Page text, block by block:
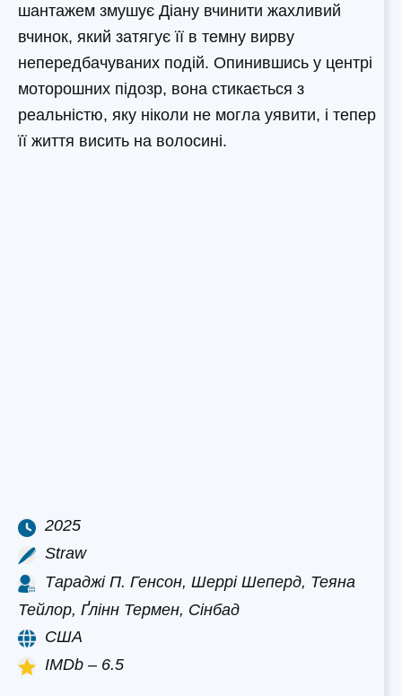
шантажем змушує Діану вчинити жахливий
вчинок, який затягує її в темну вирву
непередбачуваних подій. Опинившись у центрі
моторошних підозр, вона стикається з
реальністю, яку ніколи не могла уявити, і тепер
її життя висить на волосині.
2025
Straw
Тараджі П. Генсон, Шеррі Шеперд, Теяна
Тейлор, Ґлінн Термен, Сінбад
США
IMDb – 6.5